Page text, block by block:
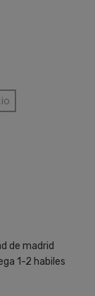
de madrid
1-2 habiles